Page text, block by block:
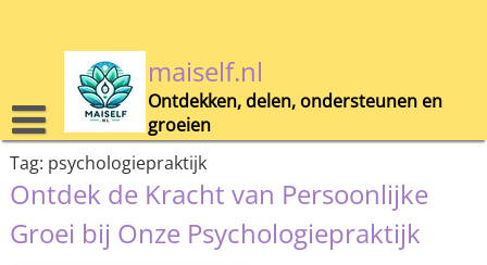
maiself.nl
Ontdekken, delen, ondersteunen en
groeien
Tag: psychologiepraktijk
Ontdek de Kracht van Persoonlijke
Groei bij Onze Psychologiepraktijk